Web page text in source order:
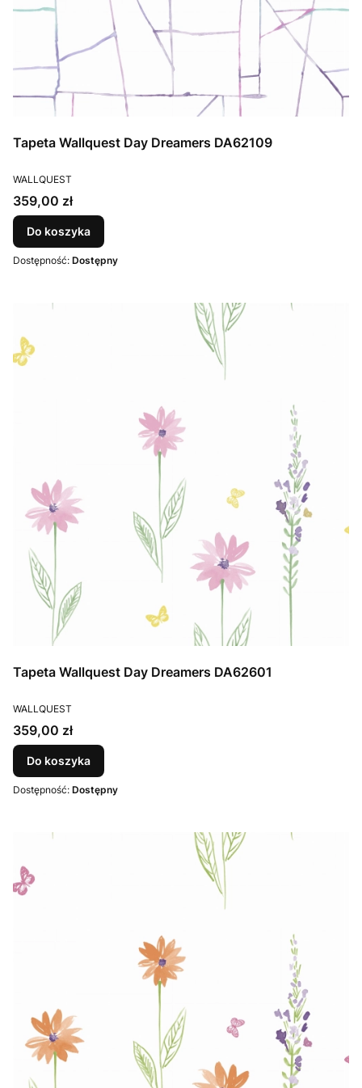
Tapeta Wallquest Day Dreamers DA62109
PRODUCENT
WALLQUEST
Cena
359,00 zł
Do koszyka
Dostępność: Dostępny
Tapeta Wallquest Day Dreamers DA62601
PRODUCENT
WALLQUEST
Cena
359,00 zł
Do koszyka
Dostępność: Dostępny